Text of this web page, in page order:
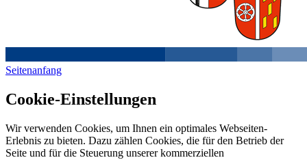
Seitenanfang
Cookie-Einstellungen
Wir verwenden Cookies, um Ihnen ein optimales Webseiten-
Erlebnis zu bieten. Dazu zählen Cookies, die für den Betrieb der
Seite und für die Steuerung unserer kommerziellen